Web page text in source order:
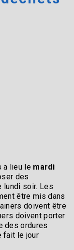
a lieu le mardi
des
lundi soir. Les
être mis dans
doivent être
doivent porter
des ordures
fait le jour